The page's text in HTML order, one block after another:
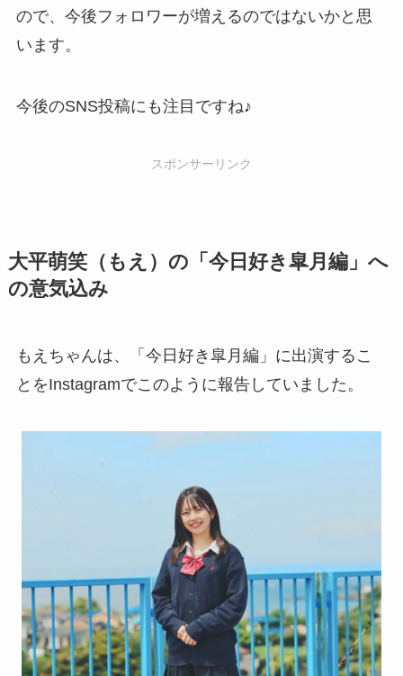
ので、今後フォロワーが増えるのではないかと思
います。
今後のSNS投稿にも注目ですね♪
スポンサーリンク
大平萌笑（もえ）の「今日好き皐月編」へ
の意気込み
もえちゃんは、「今日好き皐月編」に出演するこ
とをInstagramでこのように報告していました。